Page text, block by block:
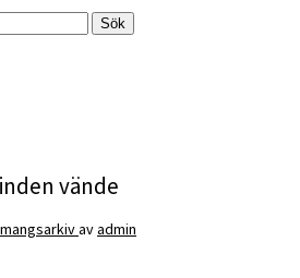
vände
avadmin